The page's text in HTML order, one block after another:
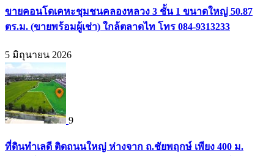
ขายคอนโดเคหะชุมชนคลองหลวง 3 ชั้น 1 ขนาดใหญ่ 50.87
ตร.ม. (ขายพร้อมผู้เช่า) ใกล้ตลาดไท โทร 084-9313233
5 มิถุนายน 2026
9
ที่ดินทำเลดี ติดถนนใหญ่ ห่างจาก ถ.ชัยพฤกษ์ เพียง 400 ม.